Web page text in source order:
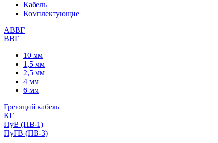
Кабель
Комплектующие
АВВГ
ВВГ
10 мм
1,5 мм
2,5 мм
4 мм
6 мм
Греющий кабель
КГ
ПуВ (ПВ-1)
ПуГВ (ПВ-3)